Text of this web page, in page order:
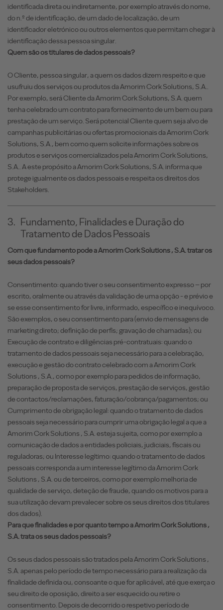
identificada direta ou indiretamente, por exemplo através do nome,
do n.º de identificação, de um dado de localização, de um
identificador eletrónico ou outros elementos que permitam chegar à
identificação dessa pessoa singular.
Quem são os titulares de dados pessoais?
O Cliente, pessoa singular, a quem os dados dizem respeito e que
usufruiu dos serviços ou produtos da Amorim Cork Solutions, S.A..
Por exemplo, será Cliente da Amorim Cork Solutions, S.A. quem
tenha celebrado um contrato para fornecimento de um bem ou para
prestação de um serviço. Será potencial Cliente quem seja alvo de
campanhas publicitárias ou ofertas promocionais da Amorim Cork
Solutions, S.A., bem como quem solicite informações sobre os
produtos e serviços comercializados pela Amorim Cork Solutions,
S.A.. A este propósito a Amorim Cork Solutions, S.A. informa que
protege igualmente os dados pessoais e respeita os direitos dos
Stakeholders.
3. Fundamento, Finalidades e Duração do
Tratamento de Dados Pessoais
Com que fundamento pode a Amorim Cork Solutions , S.A. tratar os
seus dados pessoais?
Consentimento: quando tiver o seu consentimento expresso – por
escrito, oralmente ou através da validação de uma opção - e prévio e
se esse consentimento for livre, informado, específico e inequívoco.
São exemplos, o seu consentimento para (envio de mensagens de
marketing direto; definição de perfis; gravação de chamadas); ou
Execução de contrato e diligências pré-contratuais: quando o
tratamento de dados pessoais seja necessário para a celebração,
execução e gestão do contrato celebrado com a Amorim Cork
Solutions , S.A., como por exemplo para pedidos de informação,
preparação de proposta de serviços, prestação de serviços, gestão
de contactos/reclamações, faturação/cobrança/pagamentos; ou
Cumprimento de obrigação legal: quando o tratamento de dados
pessoais seja necessário para cumprir uma obrigação legal a que a
Amorim Cork Solutions , S.A. esteja sujeita, como por exemplo a
comunicação de dados a entidades policiais, judiciais, fiscais ou
reguladoras; ou Interesse legítimo: quando o tratamento de dados
pessoais corresponda a um interesse legítimo da Amorim Cork
Solutions , S.A. ou de terceiros, como por exemplo melhoria de
qualidade de serviço, deteção de fraude, quando os motivos para a
sua utilização devam prevalecer sobre os seus direitos dos titulares
dos dados).
Para que finalidades e por quanto tempo a Amorim Cork Solutions ,
S.A. trata os seus dados pessoais?
Os seus dados pessoais são tratados pela Amorim Cork Solutions ,
S.A. apenas pelo período de tempo necessário para a realização da
finalidade definida ou, consoante o que for aplicável, até que exerça o
seu direito de oposição, direito a ser esquecido ou retire o
consentimento. Depois de decorrido o respetivo período de